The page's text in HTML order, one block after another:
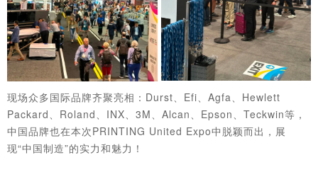
现场众多国际品牌齐聚亮相：Durst、Efi、Agfa、Hewlett
Packard、Roland、INX、3M、Alcan、Epson、Teckwin等，
中国品牌也在本次PRINTING United Expo中脱颖而出，展
现“中国制造”的实力和魅力 ！